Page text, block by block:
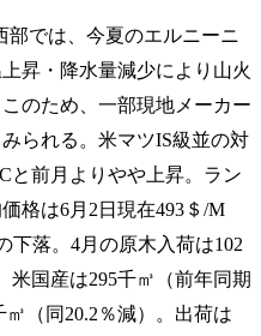
部では、今夏のエルニーニ
昇・降水量減少により山火
のため、一部現地メーカー
られる。米マツIS級並の対
と前月よりやや上昇。ラン
格は6月2日現在493＄/M
下落。4月の原木入荷は102
米国産は295千㎥（前年同期
㎥（同20.2％減）。出荷は